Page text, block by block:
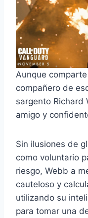
Aunque
compañero de
sargento Richard
amigo y
Sin ilusiones de
como voluntario
riesgo, Webb a
cauteloso y
utilizando su
para tomar una